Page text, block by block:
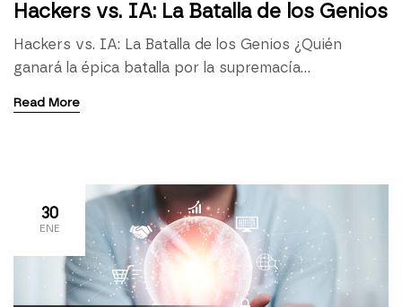
Hackers vs. IA: La Batalla de los Genios
Hackers vs. IA: La Batalla de los Genios ¿Quién
ganará la épica batalla por la supremacía
algoritmos avanzados o el ingenio humano de un
constructivas e Inés, responsable del área de Ciber
IA y […]
Read More
30
ENE